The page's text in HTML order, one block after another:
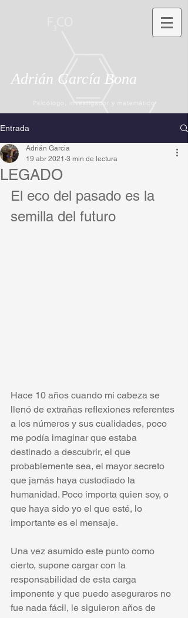
Adrián García Bona
Psícólogo, investigador y matemático
Entrada
LEGADO
Adrián Garcia
19 abr 2021 3 min de lectura
El eco del pasado es la
semilla del futuro
Hace 10 años cuando mi cabeza se
llenó de extrañas reflexiones referentes
a los números y sus cualidades, poco
me podía imaginar que estaba
destinado a descubrir, el que
probablemente sea, el mayor secreto
que jamás haya custodiado la
humanidad. Poco importa quien soy, o
que haya sido yo el que esté, lo
importante es el mensaje.
Una vez asumido este punto como
cierto, supone cargar con la
responsabilidad de esta carga
imponente y que puedo aseguraros no
fue nada fácil, le siguieron años de